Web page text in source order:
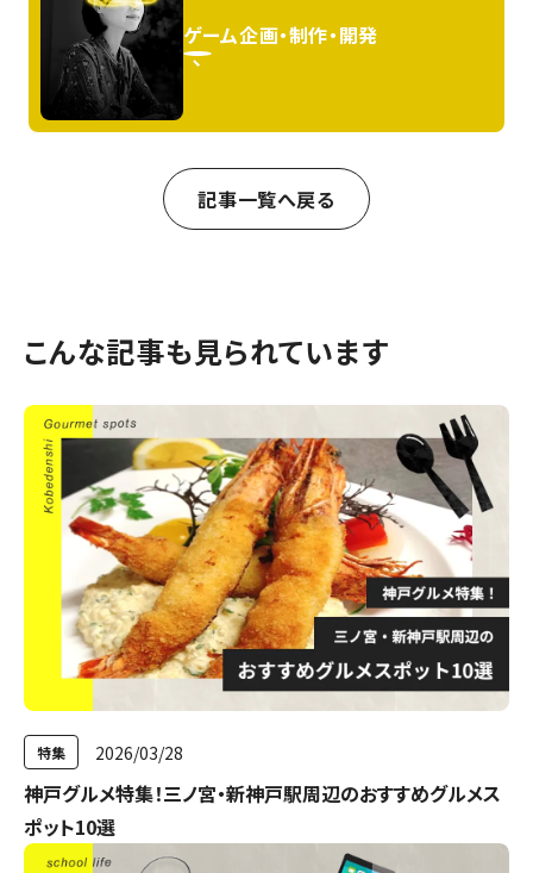
ゲーム企画・制作・開発
記事一覧へ戻る
こんな記事も見られています
特集 2026/03/28
神戸グルメ特集！三ノ宮・新神戸駅周辺のおすすめグルメス
ポット10選